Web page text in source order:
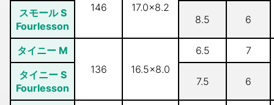
146
17.0×8.2
スモール S
Fourlesson
8.5 6
タイニー M
136
16.5×8.0
6.5
7
タイニー S
Fourlesson
7.5 6